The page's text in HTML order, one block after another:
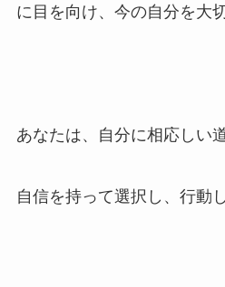
に目を向け、今の自分を大
あなたは、自分に相応しい
自信を持って選択し、行動